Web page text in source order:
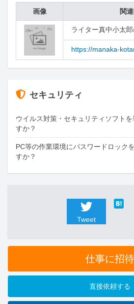
画像 関
ライター真中小太
https://manaka-
セキュリティ
ウイルス対策・セキュリティソフトを
すか？
PC等の作業環境にパスワードロック
すか？
Tweet
仕事に招待
直接依頼する